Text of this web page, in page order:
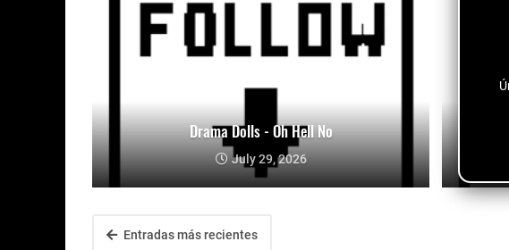
Drama Dolls - Oh Hell No
July 29, 2026
Entradas más recientes